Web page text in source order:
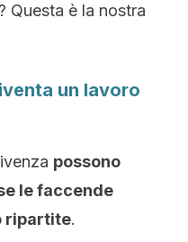
Questa è la nostra
un lavoro
possono
le faccende
ripartite.